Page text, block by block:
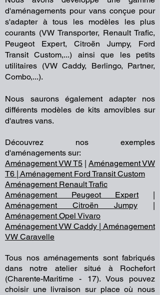
d'aménagements pour vans conçue pour
s'adapter à tous les modèles les plus
courants (VW Transporter, Renault Trafic,
Peugeot Expert, Citroën Jumpy, Ford
Transit Custom,...) ainsi que les petits
utilitaires (VW Caddy, Berlingo, Partner,
Combo,...).
Nous saurons également adapter nos
différents modèles de kits amovibles sur
d'autres vans.
Découvrez nos exemples
d'aménagements sur:
Aménagement VW T5 | Aménagement VW
T6 | Aménagement Ford Transit Custom
Aménagement Renault Trafic
Aménagement Peugeot Expert|
Aménagement Citroën Jumpy |
Aménagement Opel Vivaro
Aménagement VW Caddy | Aménagement
VW Caravelle
Tous nos aménagements sont fabriqués
dans notre atelier situé à Rochefort
(Charente-Maritime - 17). Vous pouvez
choisir une livraison sur place où nous